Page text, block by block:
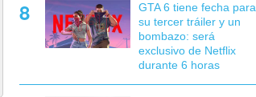
GTA 6 tiene fecha para
su tercer tráiler y un
bombazo: será
exclusivo de Netflix
durante 6 horas